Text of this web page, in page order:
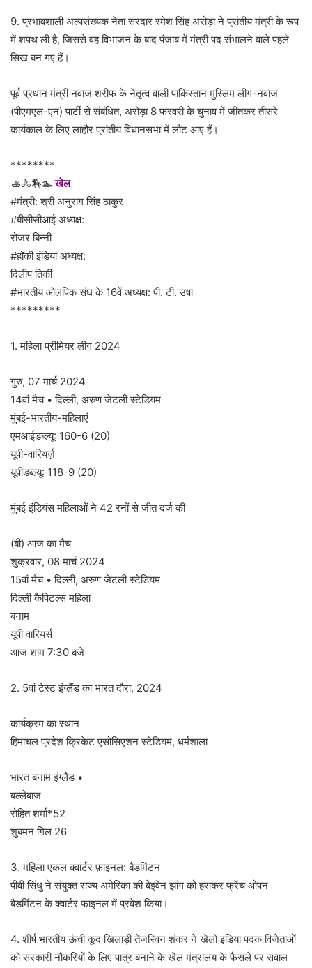
9. प्रभावशाली अल्पसंख्यक नेता सरदार रमेश सिंह अरोड़ा ने प्रांतीय मंत्री के रूप
में शपथ ली है, जिससे वह विभाजन के बाद पंजाब में मंत्री पद संभालने वाले पहले
सिख बन गए हैं।
पूर्व प्रधान मंत्री नवाज शरीफ के नेतृत्व वाली पाकिस्तान मुस्लिम लीग-नवाज
(पीएमएल-एन) पार्टी से संबंधित, अरोड़ा 8 फरवरी के चुनाव में जीतकर तीसरे
कार्यकाल के लिए लाहौर प्रांतीय विधानसभा में लौट आए हैं।
********
🚣🚴🏇🏊खेल
#मंत्री: श्री अनुराग सिंह ठाकुर
#बीसीसीआई अध्यक्ष:
रोजर बिन्नी
#हॉकी इंडिया अध्यक्ष:
दिलीप तिर्की
#भारतीय ओलंपिक संघ के 16वें अध्यक्ष: पी. टी. उषा
*********
1. महिला प्रीमियर लीग 2024
गुरु, 07 मार्च 2024
14वां मैच • दिल्ली, अरुण जेटली स्टेडियम
मुंबई-भारतीय-महिलाएं
एमआईडब्ल्यू: 160-6 (20)
यूपी-वारियर्ज़
यूपीडब्ल्यू: 118-9 (20)
मुंबई इंडियंस महिलाओं ने 42 रनों से जीत दर्ज की
(बी) आज का मैच
शुक्रवार, 08 मार्च 2024
15वां मैच • दिल्ली, अरुण जेटली स्टेडियम
दिल्ली कैपिटल्स महिला
बनाम
यूपी वारियर्स
आज शाम 7:30 बजे
2. 5वां ​​टेस्ट इंग्लैंड का भारत दौरा, 2024
कार्यक्रम का स्थान
हिमाचल प्रदेश क्रिकेट एसोसिएशन स्टेडियम, धर्मशाला
भारत बनाम इंग्लैंड •
बल्लेबाज
रोहित शर्मा*52
शुबमन गिल 26
3. महिला एकल क्वार्टर फ़ाइनल: बैडमिंटन
पीवी सिंधु ने संयुक्त राज्य अमेरिका की बेइवेन झांग को हराकर फ्रेंच ओपन
बैडमिंटन के क्वार्टर फाइनल में प्रवेश किया।
4. शीर्ष भारतीय ऊंची कूद खिलाड़ी तेजस्विन शंकर ने खेलो इंडिया पदक विजेताओं
को सरकारी नौकरियों के लिए पात्र बनाने के खेल मंत्रालय के फैसले पर सवाल